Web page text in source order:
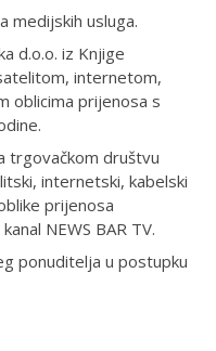
medijskih usluga.
d.o.o. iz Knjige
internetom,
oblicima prijenosa s
trgovačkom društvu
internetski, kabelski
prijenosa
NEWS BAR TV.
ponuditelja u postupku